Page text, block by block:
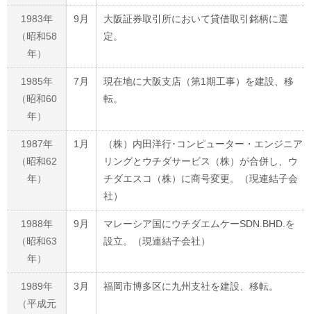
1983年
（昭和58
年）
9月
大阪証券取引所において貸借取引銘柄に選
定。
1985年
（昭和60
年）
7月
現在地に大阪支店（第1期工事）を建設、移
転。
1987年
（昭和62
年）
1月
（株）内田洋行･コンピューター・エンジニア
リングとウチダサービス（株）が合併し、ウ
チダエスコ（株）に商号変更。（現連結子会
社）
1988年
（昭和63
年）
9月
マレーシア国にウチダエムケーSDN.BHD.を
設立。（現連結子会社）
1989年
（平成元
3月 福岡市博多区に九州支社を建設、移転。